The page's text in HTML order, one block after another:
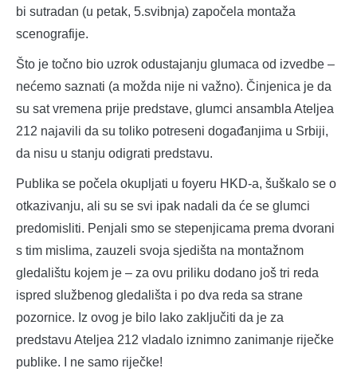
bi sutradan (u petak, 5.svibnja) započela montaža
scenografije.
Što je točno bio uzrok odustajanju glumaca od izvedbe –
nećemo saznati (a možda nije ni važno). Činjenica je da
su sat vremena prije predstave, glumci ansambla Ateljea
212 najavili da su toliko potreseni događanjima u Srbiji,
da nisu u stanju odigrati predstavu.
Publika se počela okupljati u foyeru HKD-a, šuškalo se o
otkazivanju, ali su se svi ipak nadali da će se glumci
predomisliti. Penjali smo se stepenjicama prema dvorani
s tim mislima, zauzeli svoja sjedišta na montažnom
gledalištu kojem je – za ovu priliku dodano još tri reda
ispred službenog gledališta i po dva reda sa strane
pozornice. Iz ovog je bilo lako zaključiti da je za
predstavu Ateljea 212 vladalo iznimno zanimanje riječke
publike. I ne samo riječke!